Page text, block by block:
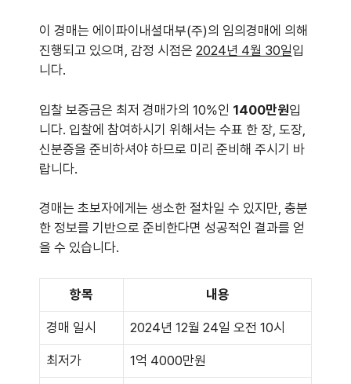
이 경매는 에이파이내셜대부(주)의 임의경매에 의해
진행되고 있으며, 감정 시점은 2024년 4월 30일입
니다.
입찰 보증금은 최저 경매가의 10%인 1400만원입
니다. 입찰에 참여하시기 위해서는 수표 한 장, 도장,
신분증을 준비하셔야 하므로 미리 준비해 주시기 바
랍니다.
경매는 초보자에게는 생소한 절차일 수 있지만, 충분
한 정보를 기반으로 준비한다면 성공적인 결과를 얻
을 수 있습니다.
항목 내용
경매 일시 2024년 12월 24일 오전 10시
최저가 1억 4000만원